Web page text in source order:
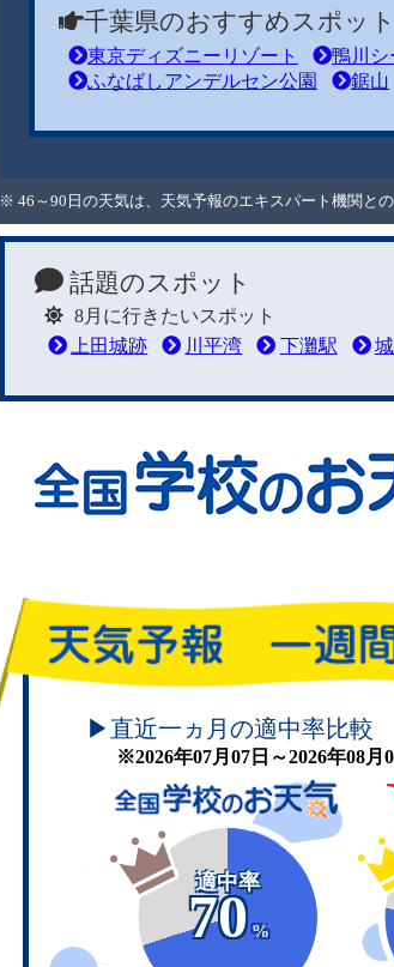
千葉県のおすすめスポット
東京ディズニーリゾート 鴨川シ
ふなばしアンデルセン公園
鋸山
※ 46～90日の天気は、天気予報のエキスパート機関と
話題のスポット
8月に行きたいスポット
上田城跡
川平湾 下灘駅
頑張れ！学校のお天気
▶直近一ヵ月の適中率比較
※2026年07月07日～2026年08月
適中率
70
%